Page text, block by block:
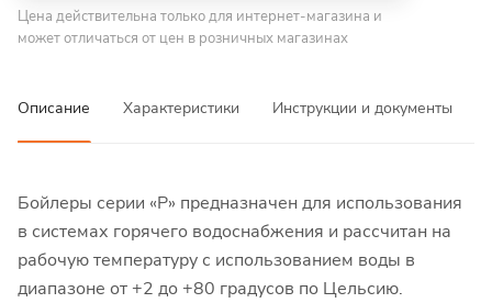
Цена действительна только для интернет-магазина и
может отличаться от цен в розничных магазинах
Описание Характеристики Инструкции и документы
Бойлеры серии «Р» предназначен для использования
в системах горячего водоснабжения и рассчитан на
рабочую температуру с использованием воды в
диапазоне от +2 до +80 градусов по Цельсию.